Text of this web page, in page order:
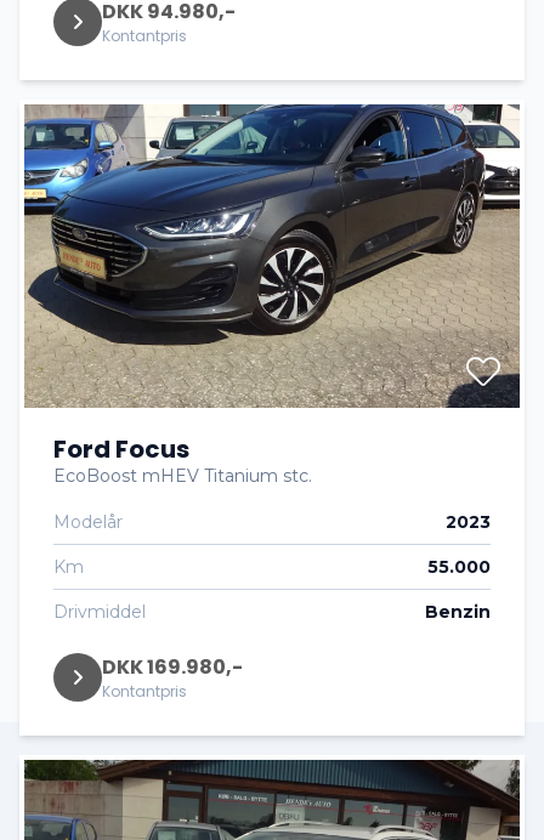
DKK 94.980,-
Kontantpris
Ford Focus
EcoBoost mHEV Titanium stc.
Modelår 2023
Km 55.000
Drivmiddel Benzin
DKK 169.980,-
Kontantpris